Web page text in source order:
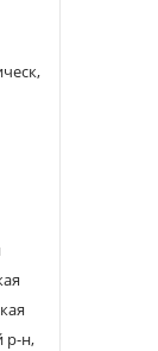
р-н,